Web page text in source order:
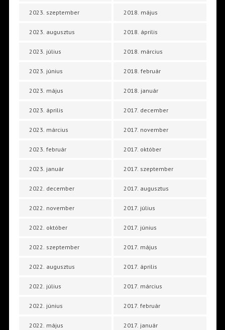
2023. szeptember
2023. augusztus
2023. július
2023. június
2023. május
2023. április
2023. március
2023. február
2023. január
2022. december
2022. november
2022. október
2022. szeptember
2022. augusztus
2022. július
2022. június
2022. május
2018. május
2018. április
2018. március
2018. február
2018. január
2017. december
2017. november
2017. október
2017. szeptember
2017. augusztus
2017. július
2017. június
2017. május
2017. április
2017. március
2017. február
2017. január